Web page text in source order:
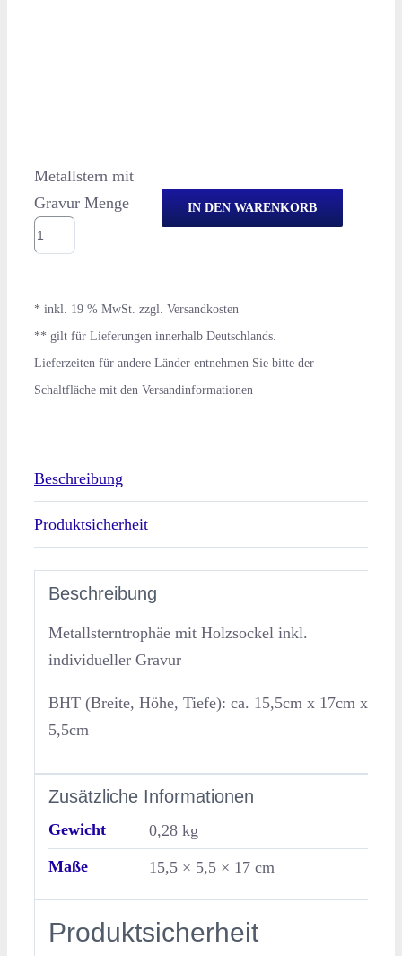
Metallstern mit
Gravur Menge
IN DEN WARENKORB
Beschreibung
Produktsicherheit
Beschreibung
Metallsterntrophäe mit Holzsockel inkl.
individueller Gravur
BHT (Breite, Höhe, Tiefe): ca. 15,5cm x 17cm x
5,5cm
Zusätzliche Informationen
Gewicht
0,28 kg
Maße
15,5 × 5,5 × 17 cm
Produktsicherheit